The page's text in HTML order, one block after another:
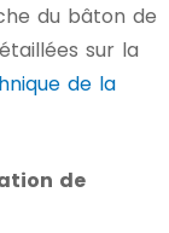
du bâton de
sur la
de la
de